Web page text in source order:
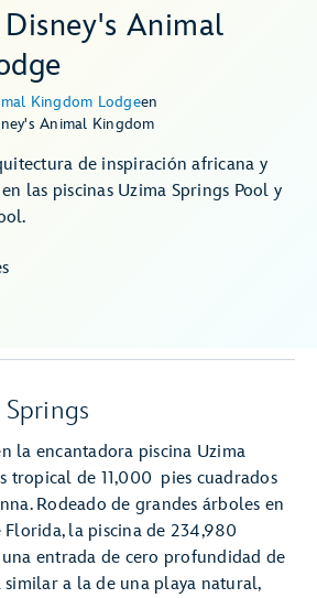
Disney's Animal
Kingdom Lodgeen
Animal Kingdom
de inspiración africana y
las piscinas Uzima Springs Pool y
la encantadora piscina Uzima
tropical de 11,000 pies cuadrados
Rodeado de grandes árboles en
Florida, la piscina de 234,980
entrada de cero profundidad de
a la de una playa natural,